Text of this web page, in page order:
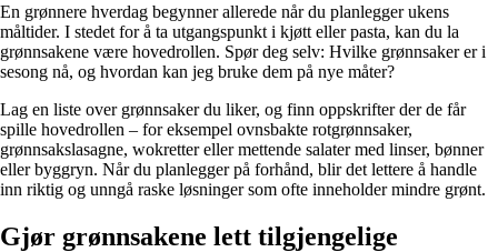
En grønnere hverdag begynner allerede når du planlegger ukens
måltider. I stedet for å ta utgangspunkt i kjøtt eller pasta, kan du la
grønnsakene være hovedrollen. Spør deg selv: Hvilke grønnsaker er i
sesong nå, og hvordan kan jeg bruke dem på nye måter?
Lag en liste over grønnsaker du liker, og finn oppskrifter der de får
spille hovedrollen – for eksempel ovnsbakte rotgrønnsaker,
grønnsakslasagne, wokretter eller mettende salater med linser, bønner
eller byggryn. Når du planlegger på forhånd, blir det lettere å handle
inn riktig og unngå raske løsninger som ofte inneholder mindre grønt.
Gjør grønnsakene lett tilgjengelige